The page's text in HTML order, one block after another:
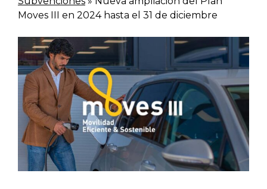
Moves III en 2024 hasta el 31 de diciembre